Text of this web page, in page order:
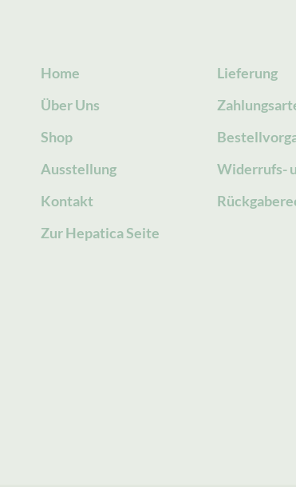
Home
Über Uns
Shop
Ausstellung
Kontakt
Zur Hepatica Seite
Lieferung
Widerrufs-